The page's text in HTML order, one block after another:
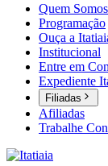
Quem Somos
Programação
Ouça a
Institucional
Entre em
Expediente
Filiadas
Afiliadas
Trabalhe